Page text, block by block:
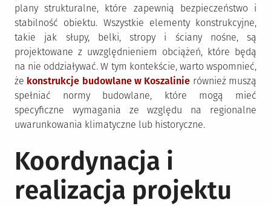
plany strukturalne, które zapewnią bezpieczeństwo i
stabilność obiektu. Wszystkie elementy konstrukcyjne,
takie jak słupy, belki, stropy i ściany nośne, są
projektowane z uwzględnieniem obciążeń, które będą
na nie oddziaływać. W tym kontekście, warto wspomnieć,
że konstrukcje budowlane w Koszalinie również muszą
spełniać normy budowlane, które mogą mieć
specyficzne wymagania ze względu na regionalne
uwarunkowania klimatyczne lub historyczne.
Koordynacja i
realizacja projektu